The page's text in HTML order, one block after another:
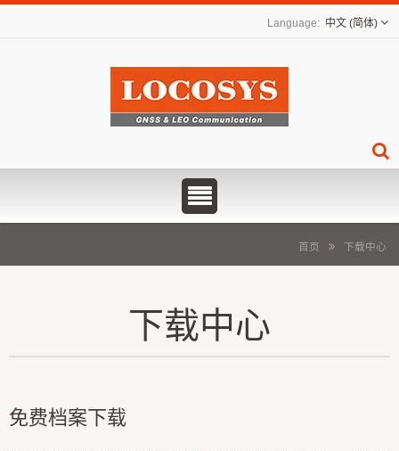
中文 (简体)
首页 下载中心
下载中心
免费档案下载